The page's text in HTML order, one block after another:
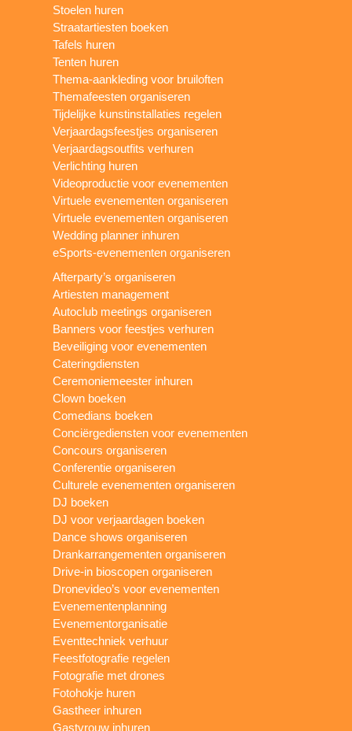
Stoelen huren
Straatartiesten boeken
Tafels huren
Tenten huren
Thema-aankleding voor bruiloften
Themafeesten organiseren
Tijdelijke kunstinstallaties regelen
Verjaardagsfeestjes organiseren
Verjaardagsoutfits verhuren
Verlichting huren
Videoproductie voor evenementen
Virtuele evenementen organiseren
Virtuele evenementen organiseren
Wedding planner inhuren
eSports-evenementen organiseren
Afterparty’s organiseren
Artiesten management
Autoclub meetings organiseren
Banners voor feestjes verhuren
Beveiliging voor evenementen
Cateringdiensten
Ceremoniemeester inhuren
Clown boeken
Comedians boeken
Conciërgediensten voor evenementen
Concours organiseren
Conferentie organiseren
Culturele evenementen organiseren
DJ boeken
DJ voor verjaardagen boeken
Dance shows organiseren
Drankarrangementen organiseren
Drive-in bioscopen organiseren
Dronevideo’s voor evenementen
Evenementenplanning
Evenementorganisatie
Eventtechniek verhuur
Feestfotografie regelen
Fotografie met drones
Fotohokje huren
Gastheer inhuren
Gastvrouw inhuren